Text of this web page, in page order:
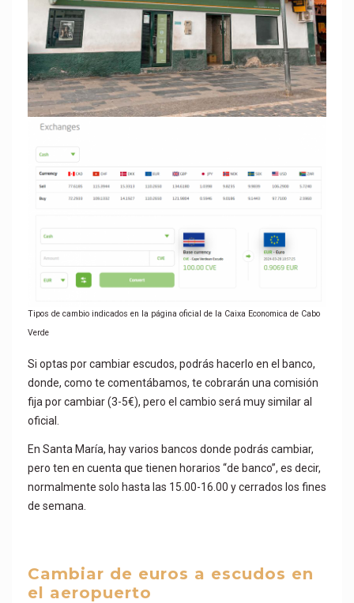
Tipos de cambio indicados en la página oficial de la Caixa Economica de Cabo
Verde
Si optas por cambiar escudos, podrás hacerlo en el banco,
donde, como te comentábamos, te cobrarán una comisión
fija por cambiar (3-5€), pero el cambio será muy similar al
oficial.
En Santa María, hay varios bancos donde podrás cambiar,
pero ten en cuenta que tienen horarios “de banco”, es decir,
normalmente solo hasta las 15.00-16.00 y cerrados los fines
de semana.
Cambiar de euros a escudos en
el aeropuerto